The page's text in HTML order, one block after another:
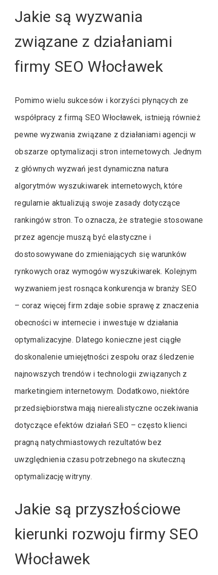
Jakie są wyzwania
związane z działaniami
firmy SEO Włocławek
Pomimo wielu sukcesów i korzyści płynących ze
współpracy z firmą SEO Włocławek, istnieją również
pewne wyzwania związane z działaniami agencji w
obszarze optymalizacji stron internetowych. Jednym
z głównych wyzwań jest dynamiczna natura
algorytmów wyszukiwarek internetowych, które
regularnie aktualizują swoje zasady dotyczące
rankingów stron. To oznacza, że strategie stosowane
przez agencje muszą być elastyczne i
dostosowywane do zmieniających się warunków
rynkowych oraz wymogów wyszukiwarek. Kolejnym
wyzwaniem jest rosnąca konkurencja w branży SEO
– coraz więcej firm zdaje sobie sprawę z znaczenia
obecności w internecie i inwestuje w działania
optymalizacyjne. Dlatego konieczne jest ciągłe
doskonalenie umiejętności zespołu oraz śledzenie
najnowszych trendów i technologii związanych z
marketingiem internetowym. Dodatkowo, niektóre
przedsiębiorstwa mają nierealistyczne oczekiwania
dotyczące efektów działań SEO – często klienci
pragną natychmiastowych rezultatów bez
uwzględnienia czasu potrzebnego na skuteczną
optymalizację witryny.
Jakie są przyszłościowe
kierunki rozwoju firmy SEO
Włocławek